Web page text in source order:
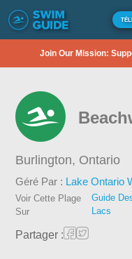
Join Our Mission:
Burlington, Ontario
Géré Par : Lake Ontario
Voir Cette Plage
Sur
Guide
Lacs
Partager :